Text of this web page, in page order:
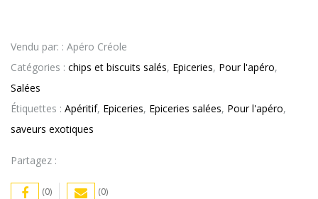
385g
NOEL
Vendu par: : Apéro Créole
Catégories : chips et biscuits salés, Epiceries, Pour l'apéro,
Salées
Étiquettes : Apéritif, Epiceries, Epiceries salées, Pour l'apéro,
saveurs exotiques
Partagez :
(0) (0)